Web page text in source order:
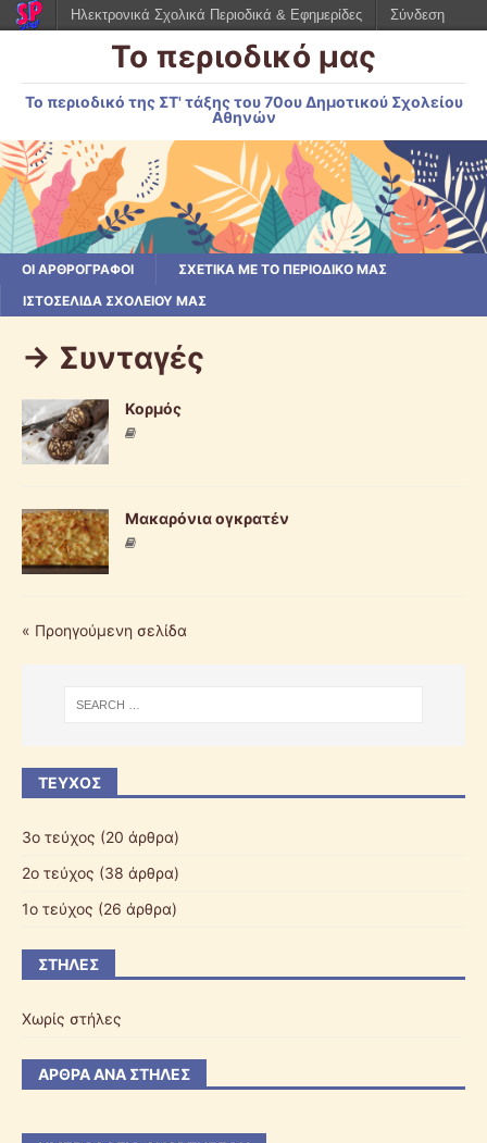
Το περιοδικό μας
Το περιοδικό της ΣΤ' τάξης του 70ου Δημοτικού Σχολείου
Αθηνών
ΟΙ ΑΡΘΡΟΓΡΆΦΟΙ
ΣΧΕΤΙΚΆ ΜΕ ΤΟ ΠΕΡΙΟΔΙΚΌ ΜΑΣ
ΙΣΤΟΣΕΛΊΔΑ ΣΧΟΛΕΊΟΥ ΜΑΣ
-> Συνταγές
Κορμός
Μακαρόνια ογκρατέν
« Προηγούμενη σελίδα
ΤΕΎΧΟΣ
3ο τεύχος (20 άρθρα)
2ο τεύχος (38 άρθρα)
1ο τεύχος (26 άρθρα)
ΣΤΉΛΕΣ
Χωρίς στήλες
ΆΡΘΡΑ ΑΝΆ ΣΤΉΛΕΣ
Ηλεκτρονικά Σχολικά Περιοδικά & Εφημερίδες Σύνδεση